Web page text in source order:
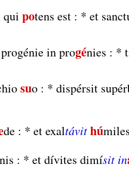
qui potens est : * et
in progénies : *
suo : * dispérsit
de : * et exaltávithú
nis : * et dívites dimísit in